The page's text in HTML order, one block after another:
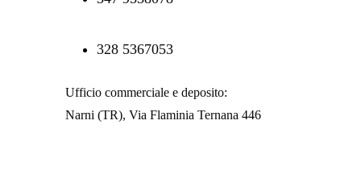
328 5367053
Ufficio commerciale e deposito:
Narni (TR), Via Flaminia Ternana 446